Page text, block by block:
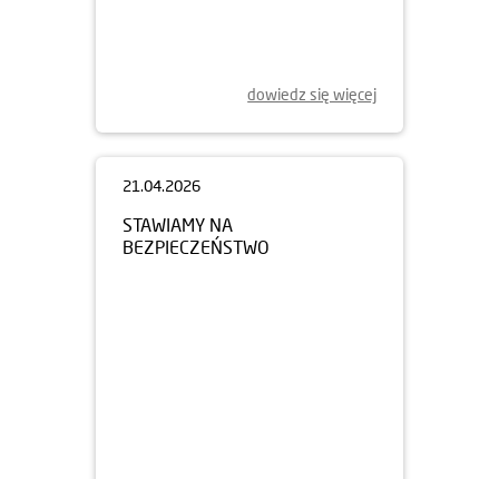
dowiedz się więcej
21.04.2026
STAWIAMY NA
BEZPIECZEŃSTWO